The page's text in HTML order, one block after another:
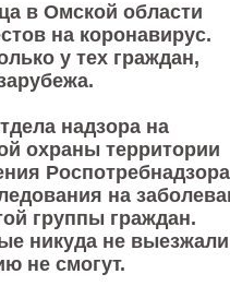
в Омской области
на коронавирус.
у тех граждан,
надзора на
охраны территории
Роспотребнадзора
на
группы граждан.
никуда не
не смогут.